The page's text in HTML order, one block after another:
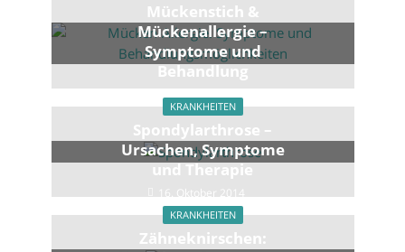
Mückenstich &
Mückenallergie –
Symptome und
Behandlung
30. April 2019
KRANKHEITEN
Spondylarthrose –
Ursachen, Symptome
und Therapie
16. Oktober 2014
KRANKHEITEN
Zähneknirschen: